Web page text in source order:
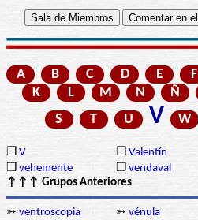
A B C D E F
K
L M N Ñ
S
T U V W
❒ V ❒ Valentín
❒ vehemente ❒ vendaval
↑↑↑ Grupos Anteriores
➳ ventroscopia ➳ vénula